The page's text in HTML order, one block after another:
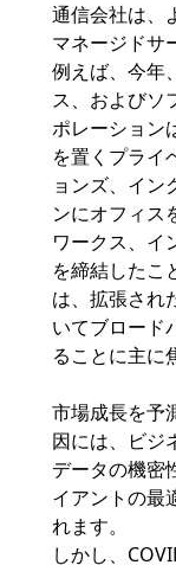
通信会社は、
マネージドサ
例えば、今年
ス、およびソ
ポレーション
を置くプライ
ョンズ、イン
ンにオフィス
ワークス、イ
を締結したこ
は、拡張され
いてブロード
ることに主に
市場成長を予
因には、ビジ
データの機密
イアントの最
れます。
しかし、